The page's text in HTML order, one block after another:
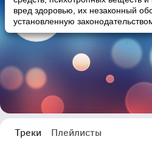
вред здоровью, их незаконный
установленную
В В
7 треков
Треки Плейлисты